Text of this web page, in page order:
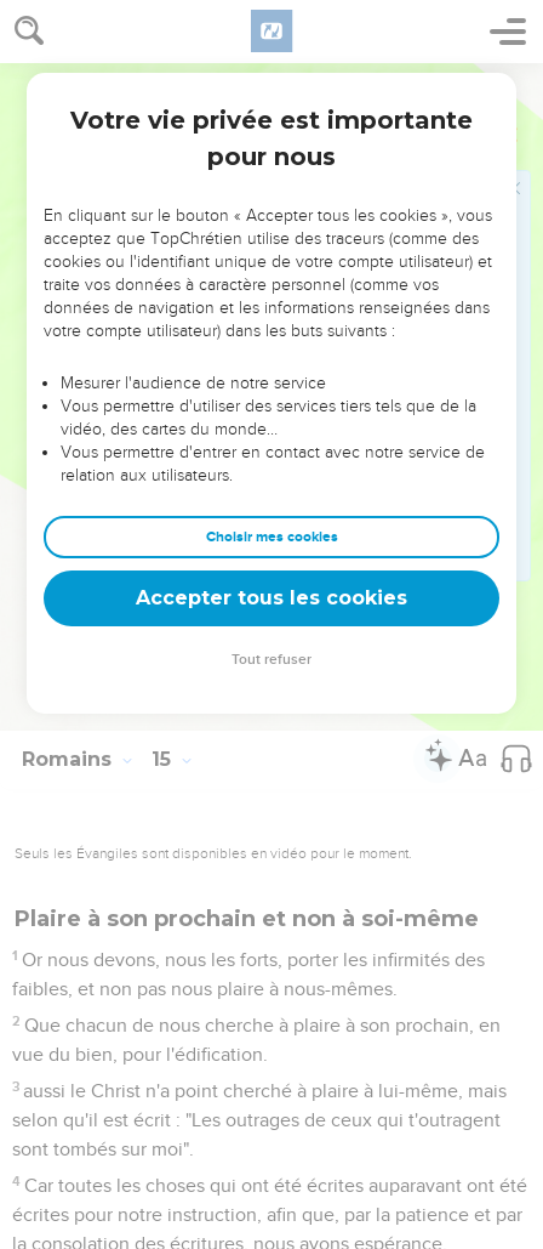
Romains 14
15 Car si, à cause d'une viande, ton frère est attristé, tu ne
marches plus selon l'amour. Ne détruis pas par ta viande
Que ce qui est bien en vous ne soit donc pas blâmé.
Car le royaume de Dieu n'est pas manger et boire, mais
Car celui qui en cela sert le Christ est agréable à Dieu et
approuvé des hommes.
Ainsi donc poursuivons les choses qui tendent à la paix et
celles qui tendent à l'édification mutuelle.
Toutes choses, il est vrai, sont pures ; mais il y a du mal pour
l'homme qui mange en bronchant.
Il est bon de ne pas manger de chair, de ne pas boire de
vin, et de ne faire aucune chose en laquelle ton frère
bronche, ou est scandalisé, ou est faible.
Toi, tu as de la foi ; aie-la par devers toi-même devant
Dieu ; bienheureux est celui qui ne se juge pas lui-même en
ce qu'il approuve ;
mais celui qui hésite, s'il mange, est condamné, parce qu'il
Romains 15
Seuls les Évangiles sont disponibles en vidéo pour le moment.
Plaire à son prochain et non à soi-même
1 Or nous devons, nous les forts, porter les infirmités des
faibles, et non pas nous plaire à nous-mêmes.
2 Que chacun de nous cherche à plaire à son prochain, en
vue du bien, pour l'édification.
3 aussi le Christ n'a point cherché à plaire à lui-même, mais
selon qu'il est écrit : "Les outrages de ceux qui t'outragent
sont tombés sur moi".
4 Car toutes les choses qui ont été écrites auparavant ont été
écrites pour notre instruction, afin que, par la patience et par
la consolation des écritures, nous ayons espérance.
Votre vie privée est importante
pour nous
En cliquant sur le bouton « Accepter tous les cookies », vous
acceptez que TopChrétien utilise des traceurs (comme des
cookies ou l'identifiant unique de votre compte utilisateur) et
traite vos données à caractère personnel (comme vos
données de navigation et les informations renseignées dans
votre compte utilisateur) dans les buts suivants :
Mesurer l'audience de notre service
Vous permettre d'utiliser des services tiers tels que de la
vidéo, des cartes du monde…
Vous permettre d'entrer en contact avec notre service de
relation aux utilisateurs.
Choisir mes cookies
Accepter tous les cookies
Tout refuser